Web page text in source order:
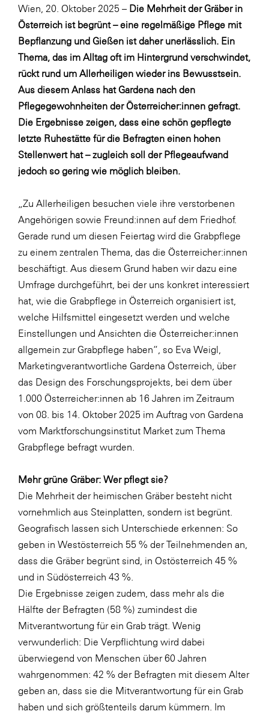
Fressnapf
FRoSTA
FV Energierohstoff & Kraftstoff
Gardena
Gas Connect Austria
GBV - Verband gemeinnütziger
Bauvereinigungen
Heimat Österreich
Johnson & Johnson
JELD-WEN DANA
kosaplaner
LAT Nitrogen
Libro
Lidl Österreich
Die Menü-Manufaktur
MTH Retail Group
OMV
PAGRO
PHH Rechtsanwält:innen
Salesforce
sebamed
SeneCura
SERVICE&MORE
SKINUANCE®
Somfy
Sony DADC
SPIEGLTEC
STIHL Tirol
Trend Micro
TAG GmbH
Wien, 20. Oktober 2025 – Die Mehrheit der Gräber in
Österreich ist begrünt – eine regelmäßige Pflege mit
Bepflanzung und Gießen ist daher unerlässlich. Ein
Thema, das im Alltag oft im Hintergrund verschwindet,
rückt rund um Allerheiligen wieder ins Bewusstsein.
Aus diesem Anlass hat Gardena nach den
Pflegegewohnheiten der Österreicher:innen gefragt.
Die Ergebnisse zeigen, dass eine schön gepflegte
letzte Ruhestätte für die Befragten einen hohen
Stellenwert hat – zugleich soll der Pflegeaufwand
jedoch so gering wie möglich bleiben.
„Zu Allerheiligen besuchen viele ihre verstorbenen
Angehörigen sowie Freund:innen auf dem Friedhof.
Gerade rund um diesen Feiertag wird die Grabpflege
zu einem zentralen Thema, das die Österreicher:innen
beschäftigt. Aus diesem Grund haben wir dazu eine
Umfrage durchgeführt, bei der uns konkret interessiert
hat, wie die Grabpflege in Österreich organisiert ist,
welche Hilfsmittel eingesetzt werden und welche
Einstellungen und Ansichten die Österreicher:innen
allgemein zur Grabpflege haben“, so Eva Weigl,
Marketingverantwortliche Gardena Österreich, über
das Design des Forschungsprojekts, bei dem über
1.000 Österreicher:innen ab 16 Jahren im Zeitraum
von 08. bis 14. Oktober 2025 im Auftrag von Gardena
vom Marktforschungsinstitut Market zum Thema
Grabpflege befragt wurden.
Mehr grüne Gräber: Wer pflegt sie?
Die Mehrheit der heimischen Gräber besteht nicht
vornehmlich aus Steinplatten, sondern ist begrünt.
Geografisch lassen sich Unterschiede erkennen: So
geben in Westösterreich 55 % der Teilnehmenden an,
dass die Gräber begrünt sind, in Ostösterreich 45 %
und in Südösterreich 43 %.
Die Ergebnisse zeigen zudem, dass mehr als die
Hälfte der Befragten (58 %) zumindest die
Mitverantwortung für ein Grab trägt. Wenig
verwunderlich: Die Verpflichtung wird dabei
überwiegend von Menschen über 60 Jahren
wahrgenommen: 42 % der Befragten mit diesem Alter
geben an, dass sie die Mitverantwortung für ein Grab
haben und sich größtenteils darum kümmern. Im